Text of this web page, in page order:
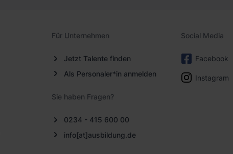
Für Unternehmen
Jetzt Talente finden
Als Personaler*in anmelden
Sie haben Fragen?
0234 - 415 600 00
info[at]ausbildung.de
Social Media
Facebook
Instagram